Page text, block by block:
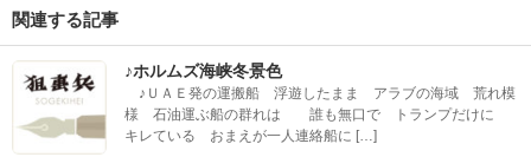
関連する記事
♪ホルムズ海峡冬景色
♪ＵＡＥ発の運搬船 浮遊したまま アラブの海域 荒れ模
様 石油運ぶ船の群れは 誰も無口で トランプだけに
キレている おまえが一人連絡船に […]